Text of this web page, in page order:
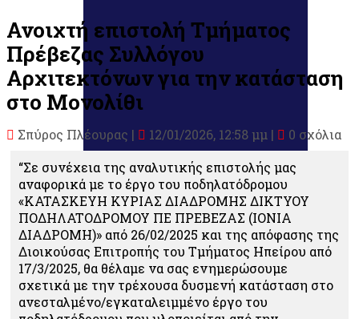
Ανοιχτή επιστολή Τμήματος
Πρέβεζας Συλλόγου
Αρχιτεκτόνων για την κατάσταση
στο Μονολίθι
Σπύρος Πλέουρας | 12/01/2026, 12:58 μμ |
0 σχόλια
“Σε συνέχεια της αναλυτικής επιστολής μας
αναφορικά με το έργο του ποδηλατόδρομου
«KATAΣKEYH KYPIAΣ ΔIAΔPOMHΣ ΔIKTYOY
ΠOΔHΛATOΔPOMOY ΠE ΠPEBEZAΣ (IONIA
ΔIAΔPOMH)» από 26/02/2025 και της απόφασης της
Διοικούσας Επιτροπής του Τμήματος Ηπείρου από
17/3/2025, θα θέλαμε να σας ενημερώσουμε
σχετικά με την τρέχουσα δυσμενή κατάσταση στο
ανεσταλμένο/εγκαταλειμμένο έργο του